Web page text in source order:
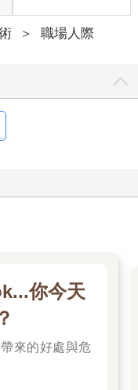
＞ 職場人際
你今天
來的好處與危